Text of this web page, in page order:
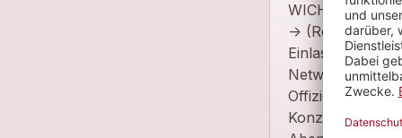
WICHTIG: So,
->
Einlass nur mit
Networking-
Offizielle
Konzertbeginn: